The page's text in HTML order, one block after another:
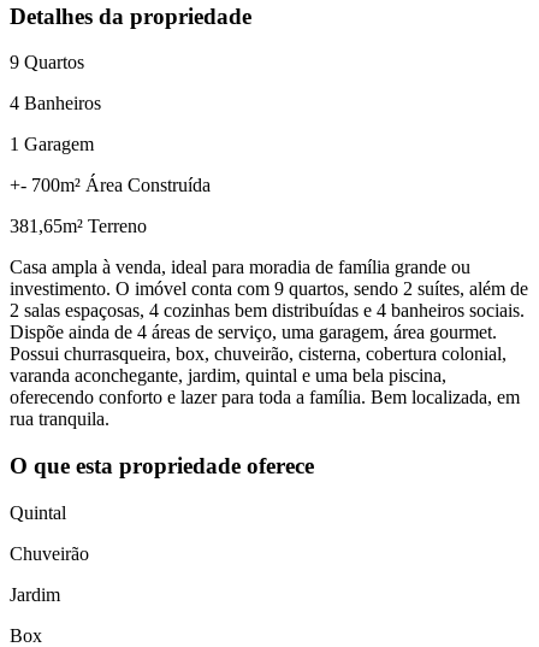
Detalhes da propriedade
9 Quartos
4 Banheiros
1 Garagem
+- 700m² Área Construída
381,65m² Terreno
Casa ampla à venda, ideal para moradia de família grande ou
investimento. O imóvel conta com 9 quartos, sendo 2 suítes, além de
2 salas espaçosas, 4 cozinhas bem distribuídas e 4 banheiros sociais.
Dispõe ainda de 4 áreas de serviço, uma garagem, área gourmet.
Possui churrasqueira, box, chuveirão, cisterna, cobertura colonial,
varanda aconchegante, jardim, quintal e uma bela piscina,
oferecendo conforto e lazer para toda a família. Bem localizada, em
rua tranquila.
O que esta propriedade oferece
Quintal
Chuveirão
Jardim
Box